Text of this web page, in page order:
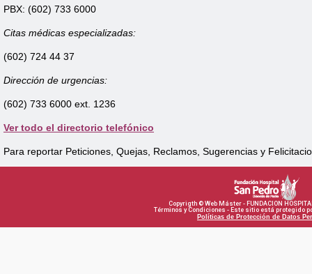
PBX: (602) 733 6000
Citas médicas especializadas:
(602) 724 44 37
Dirección de urgencias:
(602) 733 6000 ext. 1236
Ver todo el directorio telefónico
Para reportar Peticiones, Quejas, Reclamos, Sugerencias y
Copyrigth © Web Máster - FUNDACION
Términos y Condiciones - Este sitio está protegido
Políticas de Protección de Datos